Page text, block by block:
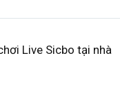
Live Sicbo tại nhà